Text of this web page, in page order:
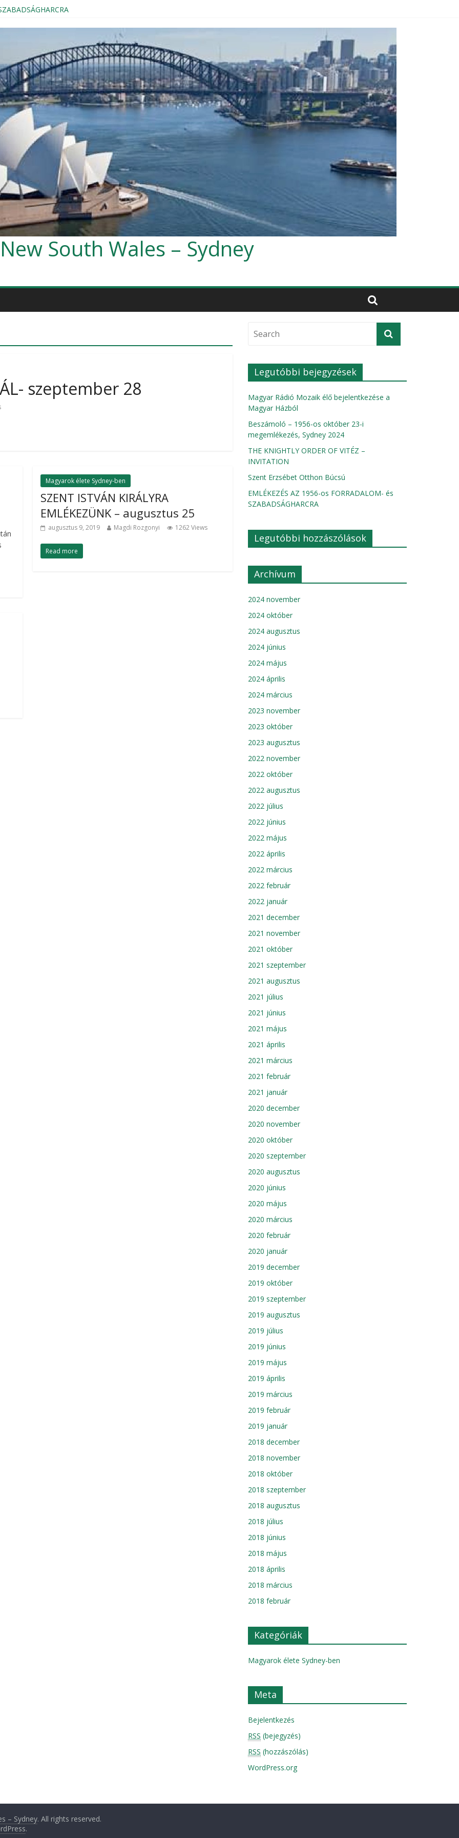
South Wales – Sydney
szeptember 28
Magyarok élete Sydney-ben
SZENT ISTVÁN KIRÁLYRA
EMLÉKEZÜNK – augusztus 25
augusztus 9, 2019 Magdi Rozgonyi 1262 Views
Read more
Legutóbbi bejegyzések
Magyar Rádió Mozaik élő bejelentkezése a
Magyar Házból
Beszámoló – 1956-os október 23-i
megemlékezés, Sydney 2024
THE KNIGHTLY ORDER OF VITÉZ –
INVITATION
Szent Erzsébet Otthon Búcsú
EMLÉKEZÉS AZ 1956-os FORRADALOM- és
SZABADSÁGHARCRA
Legutóbbi hozzászólások
Archívum
2024 november
2024 október
2024 augusztus
2024 június
2024 május
2024 április
2024 március
2023 november
2023 október
2023 augusztus
2022 november
2022 október
2022 augusztus
2022 július
2022 június
2022 május
2022 április
2022 március
2022 február
2022 január
2021 december
2021 november
2021 október
2021 szeptember
2021 augusztus
2021 július
2021 június
2021 május
2021 április
2021 március
2021 február
2021 január
2020 december
2020 november
2020 október
2020 szeptember
2020 augusztus
2020 június
2020 május
2020 március
2020 február
2020 január
2019 december
2019 október
2019 szeptember
2019 augusztus
2019 július
2019 június
2019 május
2019 április
2019 március
2019 február
2019 január
2018 december
2018 november
2018 október
2018 szeptember
2018 augusztus
2018 július
2018 június
2018 május
2018 április
2018 március
2018 február
Kategóriák
Magyarok élete Sydney-ben
Meta
Bejelentkezés
RSS (bejegyzés)
RSS (hozzászólás)
WordPress.org
– Sydney. All rights reserved.
.